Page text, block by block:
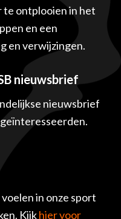
te ontplooien in het
en een
en verwijzingen.
nieuwsbrief
nieuwsbrief
in onze sport
Kijkhier voor